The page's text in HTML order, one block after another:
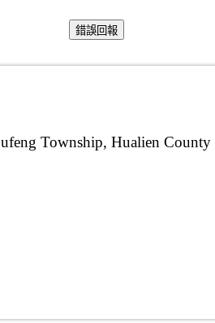
Township, Hualien